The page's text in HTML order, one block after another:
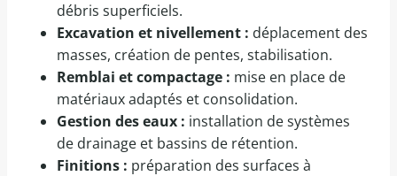
débris superficiels.
Excavation et nivellement : déplacement des
masses, création de pentes, stabilisation.
Remblai et compactage : mise en place de
matériaux adaptés et consolidation.
Gestion des eaux : installation de systèmes
de drainage et bassins de rétention.
Finitions : préparation des surfaces à